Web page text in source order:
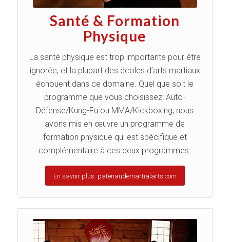
Santé & Formation
Physique
La santé physique est trop importante pour être
ignorée, et la plupart des écoles d’arts martiaux
échouent dans ce domaine. Quel que soit le
programme que vous choisissez: Auto-
Défense/Kung-Fu ou MMA/Kickboxing, nous
avons mis en œuvre un programme de
formation physique qui est spécifique et
complémentaire à ces deux programmes.
En savoir plus: patenaudemartialarts.com